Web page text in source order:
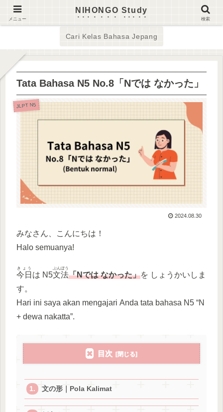
日本語版はこちら
Cari Kelas Bahasa Jepang
Tata Bahasa N5 No.8「Nでは なかった」
JLPT N5
2024.08.30
みなさん、こんにちは！
Halo semuanya!
今日
きょう
は N5文法
ぶんぽう
「Nでは なかった」を しょうかいしま
す。
Hari ini saya akan mengajari Anda tata bahasa N5 “N
+ dewa nakatta”.
目次
文の形｜Pola Kalimat
メニュー
NIHONGO Study
検索